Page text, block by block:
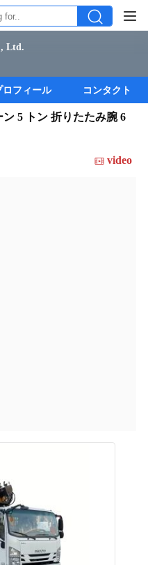
Ltd.
ロフィール コンタクト
5 トン 折りたたみ腕 6
video